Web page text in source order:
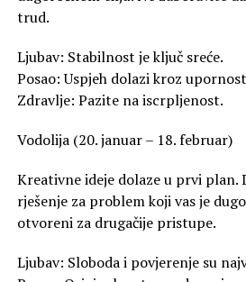
trud.
Ljubav: Stabilnost je ključ sreće.
Posao: Uspjeh dolazi kroz
Zdravlje: Pazite na iscrpljenost.
Vodolija (20. januar – 18. februar)
Kreativne ideje dolaze u prvi plan.
rješenje za problem koji vas je
otvoreni za drugačije pristupe.
Ljubav: Sloboda i povjerenje su